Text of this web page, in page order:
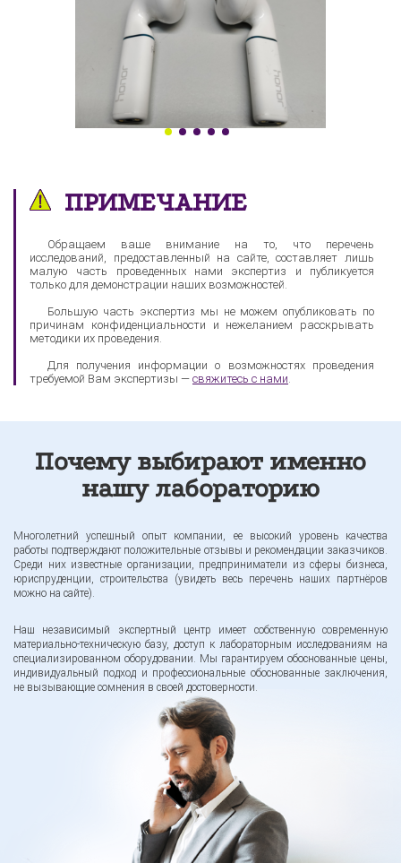
ПРИМЕЧАНИЕ
Обращаем ваше внимание на то, что перечень
исследований, предоставленный на сайте, составляет лишь
малую часть проведенных нами экспертиз и публикуется
только для демонстрации наших возможностей.
Большую часть экспертиз мы не можем опубликовать по
причинам конфиденциальности и нежеланием расскрывать
методики их проведения.
Для получения информации о возможностях проведения
требуемой Вам экспертизы — свяжитесь с нами
Почему выбирают именно
нашу лабораторию
Многолетний успешный опыт компании, ее высокий уровень качества
работы подтверждают положительные отзывы и рекомендации заказчиков.
Среди них известные организации, предприниматели из сферы бизнеса,
юриспруденции, строительства (увидеть весь перечень наших партнёров
можно на сайте).
Наш независимый экспертный центр имеет собственную современную
материально-техническую базу, доступ к лабораторным исследованиям на
специализированном оборудовании. Мы гарантируем обоснованные цены,
индивидуальный подход и профессиональные обоснованные заключения,
не вызывающие сомнения в своей достоверности.